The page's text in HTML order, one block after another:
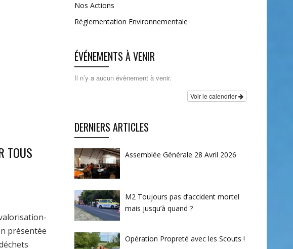
TOUS
présentée
Nos Actions
Réglementation Environnementale
ÉVÉNEMENTS À VENIR
Il n’y a aucun évènement à venir.
Voir le calendrier
DERNIERS ARTICLES
Assemblée Générale 28 Avril 2026
M2 Toujours pas d’accident mortel
mais jusqu’à quand ?
Opération Propreté avec les Scouts !